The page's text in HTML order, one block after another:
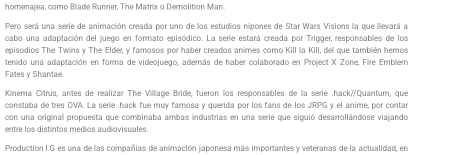
homenajea, como Blade Runner, The Matrix o Demolition Man.
Pero será una serie de animación creada por uno de los estudios nipones de Star Wars Visions la que llevará a
cabo una adaptación del juego en formato episódico. La serie estará creada por Trigger, responsables de los
episodios The Twins y The Elder, y famosos por haber creados animes como Kill la Kill, del que también hemos
tenido una adaptación en forma de videojuego, además de haber colaborado en Project X Zone, Fire Emblem
Fates y Shantae.
Kinema Citrus, antes de realizar The Village Bride, fueron los responsables de la serie .hack//Quantum, que
constaba de tres OVA. La serie .hack fue muy famosa y querida por los fans de los JRPG y el anime, por contar
con una original propuesta que combinaba ambas industrias en una serie que siguió desarrollándose viajando
entre los distintos medios audiovisuales.
Production I.G es una de las compañías de animación japonesa más importantes y veteranas de la actualidad, en